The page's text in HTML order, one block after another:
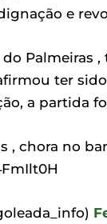
e
Palmeiras
ter
a partida
, chora no